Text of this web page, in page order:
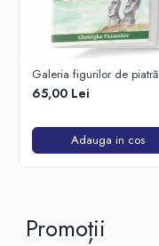
Galeria figurilor de piatră
65,00 Lei
Adauga in cos
Promoții